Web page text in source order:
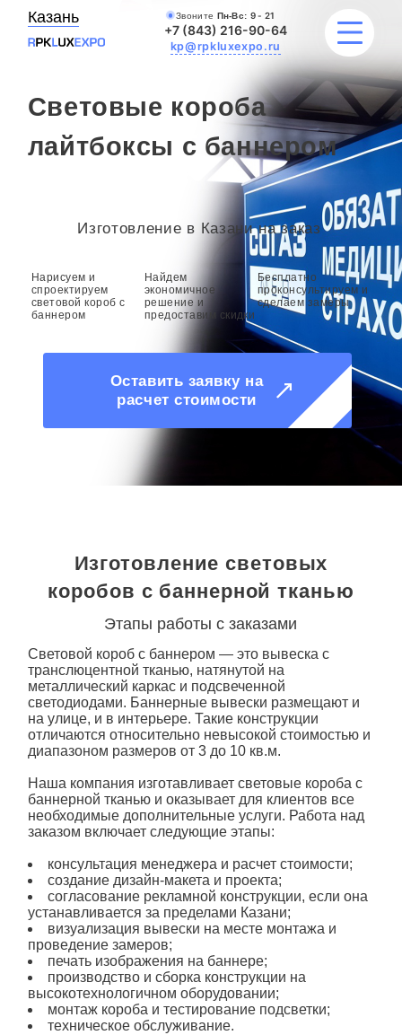
Казань Звоните Пн-Вс: 9 - 21
+7 (843) 216-90-64
kp@rpkluxexpo.ru
УСЛУГИ
АКЦИИ
БЛОГ
О КОМПАНИИ
Световые короба
лайтбоксы с баннером
Изготовление в Казани на заказ
Нарисуем и
спроектируем
световой короб с
баннером
Найдем
экономичное
решение и
предоставим скидки
Бесплатно
проконсультируем и
сделаем замеры
Оставить заявку на
расчет стоимости
Изготовление световых
коробов с баннерной тканью
Этапы работы с заказами
Световой коробс баннером — это вывеска с
транслюцентной тканью, натянутой на
металлический каркас и подсвеченной
светодиодами. Баннерные вывески размещают и
на улице, и в интерьере. Такие конструкции
отличаются относительно невысокой стоимостью и
диапазоном размеров от 3 до 10 кв.м.
Наша компания изготавливает световые короба с
баннерной тканью и оказывает для клиентов все
необходимые дополнительные услуги. Работа над
заказом включает следующие этапы:
консультация менеджера и расчет стоимости;
создание дизайн-макета и проекта;
согласование рекламной конструкции, если она
устанавливается за пределами Казани;
визуализация вывески на месте монтажа и
проведение замеров;
печать изображения на баннере;
производство и сборка конструкции на
высокотехнологичном оборудовании;
монтаж коробаи тестирование подсветки;
техническое обслуживание.